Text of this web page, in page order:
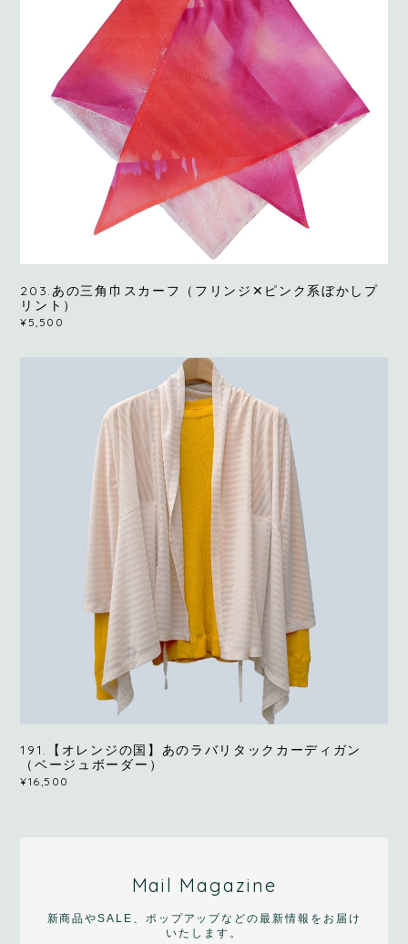
203.あの三角巾スカーフ（フリンジ✕ピンク系ぼかしプ
リント）
¥5,500
191.【オレンジの国】あのラバリタックカーディガン
（ベージュボーダー）
¥16,500
Mail Magazine
新商品やSALE、ポップアップなどの最新情報をお届け
いたします。